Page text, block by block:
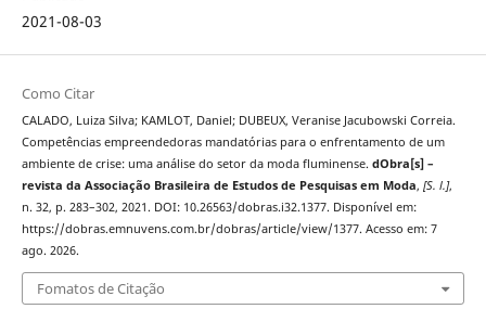
2021-08-03
Como Citar
CALADO, Luiza Silva; KAMLOT, Daniel; DUBEUX, Veranise Jacubowski Correia.
Competências empreendedoras mandatórias para o enfrentamento de um
ambiente de crise: uma análise do setor da moda fluminense. dObra[s] –
revista da Associação Brasileira de Estudos de Pesquisas em Moda, [S. l.],
n. 32, p. 283–302, 2021. DOI: 10.26563/dobras.i32.1377. Disponível em:
https://dobras.emnuvens.com.br/dobras/article/view/1377. Acesso em: 7
ago. 2026.
Fomatos de Citação